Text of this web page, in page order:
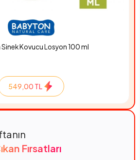
Kovucu Losyon 100 ml
549,00 TL
Fırsatları